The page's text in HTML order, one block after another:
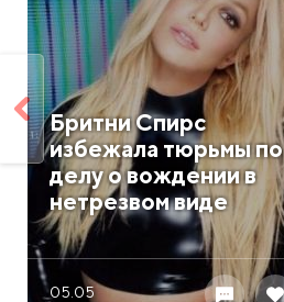
Бритни Спирс
избежала тюрьмы по
делу о вождении в
нетрезвом виде
05.05